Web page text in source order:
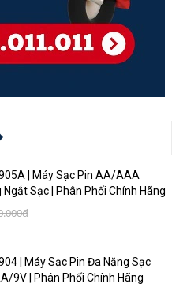
| Máy Sạc Pin AA/AAA
Sạc | Phân Phối Chính Hãng
| Máy Sạc Pin Đa Năng Sạc
9V | Phân Phối Chính Hãng